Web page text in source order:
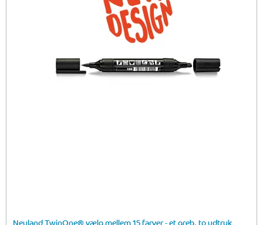
Neuland TwinOne® vælg mellem 15 farver - et greb, to udtryk